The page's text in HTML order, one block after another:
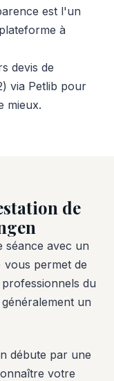
est l'un
à
devis de
via Petlib pour
mieux.
de
séance avec un
vous permet de
du
un
débute par une
votre